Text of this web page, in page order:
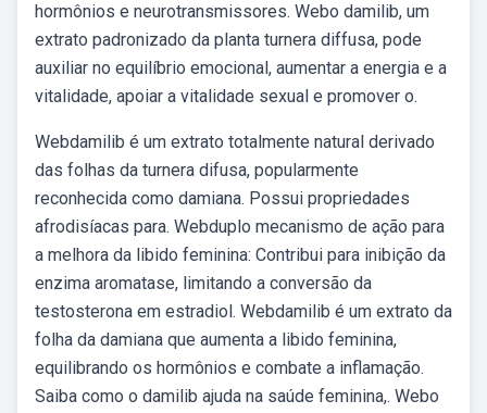
hormônios e neurotransmissores. Webo damilib, um
extrato padronizado da planta turnera diffusa, pode
auxiliar no equilíbrio emocional, aumentar a energia e a
vitalidade, apoiar a vitalidade sexual e promover o.
Webdamilib é um extrato totalmente natural derivado
das folhas da turnera difusa, popularmente
reconhecida como damiana. Possui propriedades
afrodisíacas para. Webduplo mecanismo de ação para
a melhora da libido feminina: Contribui para inibição da
enzima aromatase, limitando a conversão da
testosterona em estradiol. Webdamilib é um extrato da
folha da damiana que aumenta a libido feminina,
equilibrando os hormônios e combate a inflamação.
Saiba como o damilib ajuda na saúde feminina,. Webo